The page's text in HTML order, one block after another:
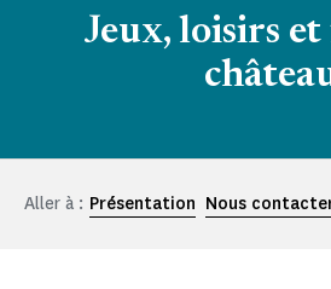
Jeux, loisirs et
Aller à : Présentation Nous